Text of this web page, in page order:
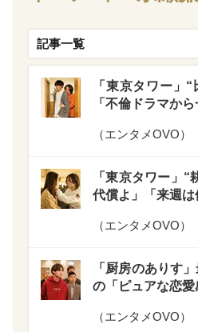
記事一覧
「東京タワー」
「不倫ドラマか
（エンタメOVO）
「東京タワー」
代償よ」「来週は
（エンタメOVO）
「厨房のありす
の「ピュアな恋愛
（エンタメOVO）